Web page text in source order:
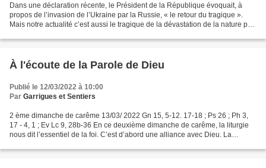
Dans une déclaration récente, le Président de la République évoquait, à
propos de l’invasion de l’Ukraine par la Russie, « le retour du tragique ».
Mais notre actualité c’est aussi le tragique de la dévastation de la nature par
À l'écoute de la Parole de Dieu
Publié le 12/03/2022 à 10:00
Par Garrigues et Sentiers
2 ème dimanche de carême 13/03/ 2022 Gn 15, 5-12. 17-18 ; Ps 26 ; Ph 3,
17 - 4, 1 ; Ev Lc 9, 28b-36 En ce deuxième dimanche de carême, la liturgie
nous dit l’essentiel de la foi. C’est d’abord une alliance avec Dieu. La